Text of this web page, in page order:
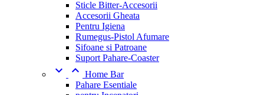
Sticle Bitter-Accesorii
Accesorii Gheata
Pentru Igiena
Rumegus-Pistol Afumare
Sifoane si Patroane
Suport Pahare-Coaster
  Home Bar
Pahare Esentiale